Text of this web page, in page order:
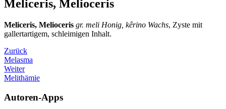
Meliceris, Melioceris
Meliceris, Melioceris gr. meli Honig, kêrino Wachs, Zyste mit
gallertartigem, schleimigen Inhalt.
Zurück
Melasma
Weiter
Melithämie
Autoren-Apps